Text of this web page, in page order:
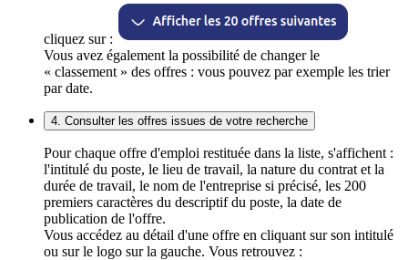
cliquez sur :
Vous avez également la possibilité de changer le
« classement » des offres : vous pouvez par exemple les trier
par date.
4. Consulter les offres issues de votre recherche
Pour chaque offre d'emploi restituée dans la liste, s'affichent :
l'intitulé du poste, le lieu de travail, la nature du contrat et la
durée de travail, le nom de l'entreprise si précisé, les 200
premiers caractères du descriptif du poste, la date de
publication de l'offre.
Vous accédez au détail d'une offre en cliquant sur son intitulé
ou sur le logo sur la gauche. Vous retrouvez :